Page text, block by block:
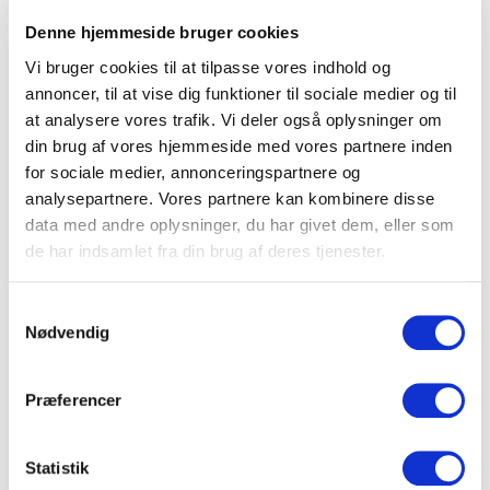
Denne hjemmeside bruger cookies
Vi bruger cookies til at tilpasse vores indhold og
annoncer, til at vise dig funktioner til sociale medier og til
at analysere vores trafik. Vi deler også oplysninger om
din brug af vores hjemmeside med vores partnere inden
for sociale medier, annonceringspartnere og
analysepartnere. Vores partnere kan kombinere disse
data med andre oplysninger, du har givet dem, eller som
de har indsamlet fra din brug af deres tjenester.
Nødvendig
Præferencer
Statistik
Sammenhængskraft er et vigtigt
grundlæggende har behov for at høre til. Men det
nærvær, dygtige kolleger, humor, sparring,
viser, at 47% af de adspurgte mener, at